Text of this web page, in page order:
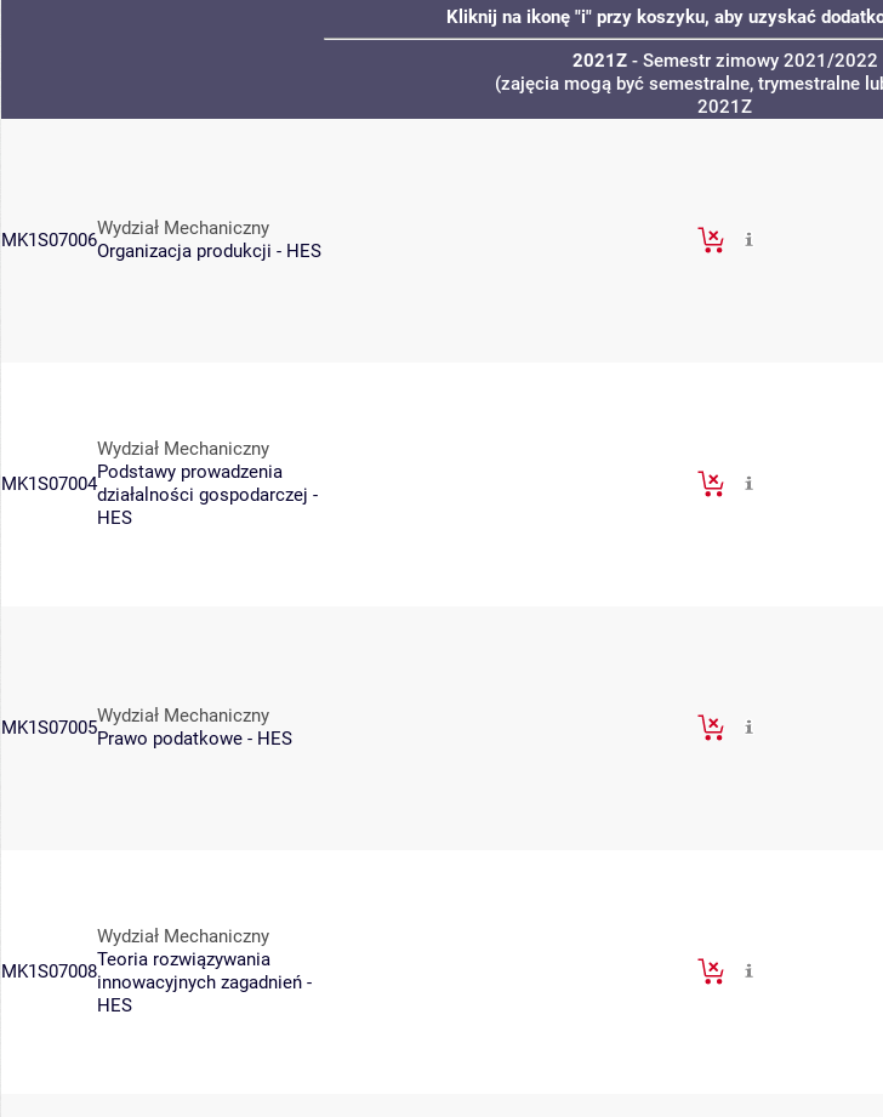
Kliknij na ikonę "i" przy koszyku, aby uzyskać
2021Z- Semestr zimowy 2021/2022
(zajęcia mogą być semestralne, trymestralne
2021Z
MK1S07006
Wydział Mechaniczny
Organizacja produkcji - HES
MK1S07004
Wydział Mechaniczny
Podstawy prowadzenia
działalności gospodarczej -
HES
MK1S07005
Wydział Mechaniczny
Prawo podatkowe - HES
MK1S07008
Wydział Mechaniczny
Teoria rozwiązywania
innowacyjnych zagadnień -
HES